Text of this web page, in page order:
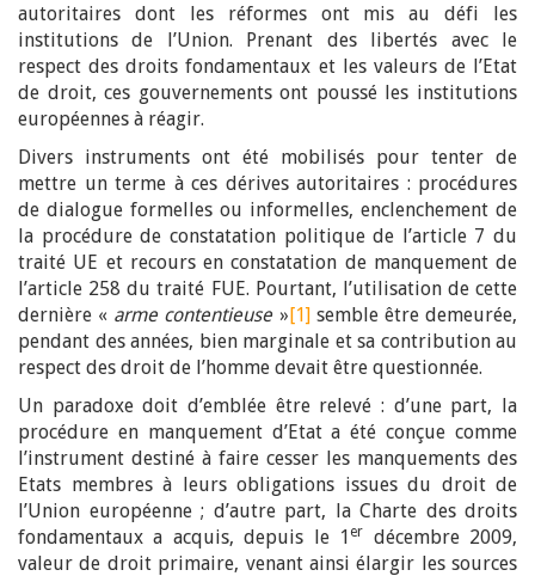
autoritaires dont les réformes ont mis au défi les
institutions de l’Union. Prenant des libertés avec le
respect des droits fondamentaux et les valeurs de l’Etat
de droit, ces gouvernements ont poussé les institutions
européennes à réagir.
Divers instruments ont été mobilisés pour tenter de
mettre un terme à ces dérives autoritaires : procédures
de dialogue formelles ou informelles, enclenchement de
la procédure de constatation politique de l’article 7 du
traité UE et recours en constatation de manquement de
l’article 258 du traité FUE. Pourtant, l’utilisation de cette
dernière « arme contentieuse»[1]semble être demeurée,
pendant des années, bien marginale et sa contribution au
respect des droit de l’homme devait être questionnée.
Un paradoxe doit d’emblée être relevé : d’une part, la
procédure en manquement d’Etat a été conçue comme
l’instrument destiné à faire cesser les manquements des
Etats membres à leurs obligations issues du droit de
l’Union européenne ; d’autre part, la Charte des droits
fondamentaux a acquis, depuis le 1 er
décembre 2009,
valeur de droit primaire, venant ainsi élargir les sources